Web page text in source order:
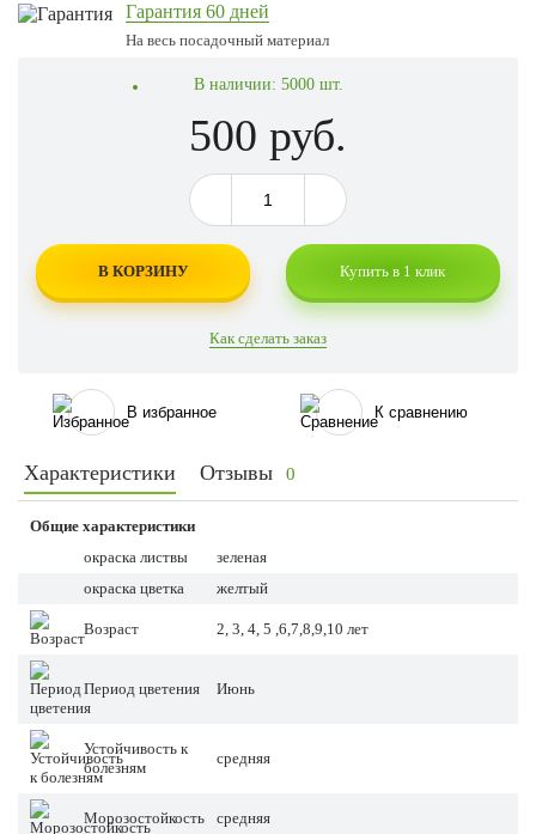
Гарантия 60 дней
На весь посадочный материал
В наличии: 5000 шт.
500 руб.
В КОРЗИНУ Купить в 1 клик
Как сделать заказ
В избранное К сравнению
Характеристики Отзывы 0
Общие характеристики
окраска листвы
зеленая
окраска цветка
желтый
Возраст 2, 3, 4, 5 ,6,7,8,9,10 лет
Период цветения Июнь
Устойчивость к
болезням
средняя
Морозостойкость средняя